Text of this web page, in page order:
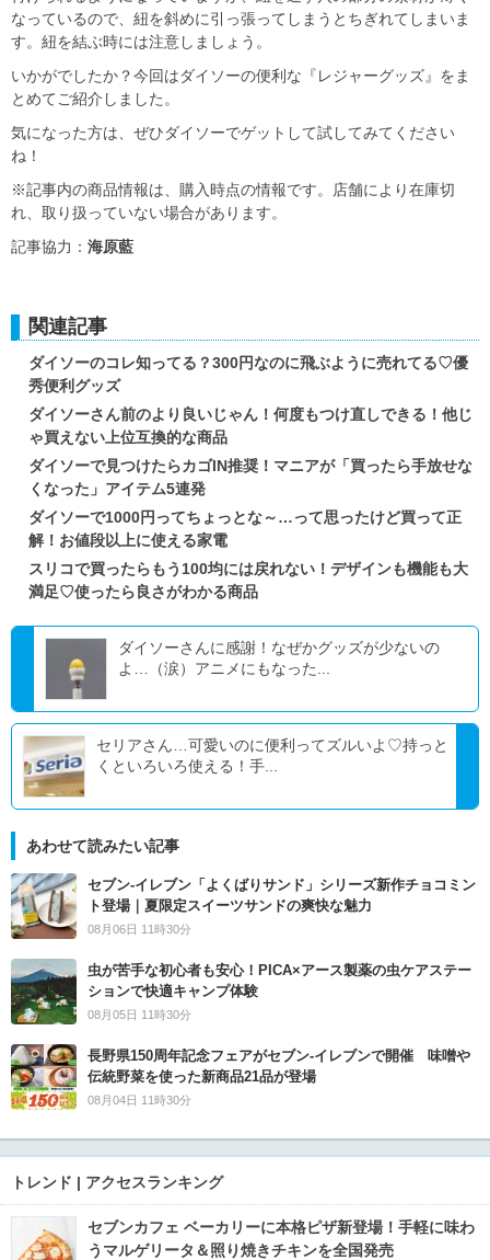
なっているので、紐を斜めに引っ張ってしまうとちぎれてしまいま
す。紐を結ぶ時には注意しましょう。
いかがでしたか？今回はダイソーの便利な『レジャーグッズ』をま
とめてご紹介しました。
気になった方は、ぜひダイソーでゲットして試してみてください
ね！
※記事内の商品情報は、購入時点の情報です。店舗により在庫切
れ、取り扱っていない場合があります。
記事協力： 海原藍
関連記事
ダイソーのコレ知ってる？300円なのに飛ぶように売れてる♡優
秀便利グッズ
ダイソーさん前のより良いじゃん！何度もつけ直しできる！他じ
ゃ買えない上位互換的な商品
ダイソーで見つけたらカゴIN推奨！マニアが「買ったら手放せな
くなった」アイテム5連発
ダイソーで1000円ってちょっとな～…って思ったけど買って正
解！お値段以上に使える家電
スリコで買ったらもう100均には戻れない！デザインも機能も大
満足♡使ったら良さがわかる商品
ダイソーさんに感謝！なぜかグッズが少ないの
よ…（涙）アニメにもなった...
セリアさん…可愛いのに便利ってズルいよ♡持っと
くといろいろ使える！手...
あわせて読みたい記事
セブン‐イレブン「よくばりサンド」シリーズ新作チョコミン
ト登場｜夏限定スイーツサンドの爽快な魅力
08月06日 11時30分
虫が苦手な初心者も安心！PICA×アース製薬の虫ケアステー
ションで快適キャンプ体験
08月05日 11時30分
長野県150周年記念フェアがセブン-イレブンで開催 味噌や
伝統野菜を使った新商品21品が登場
08月04日 11時30分
トレンド | アクセスランキング
セブンカフェ ベーカリーに本格ピザ新登場！手軽に味わ
うマルゲリータ＆照り焼きチキンを全国発売